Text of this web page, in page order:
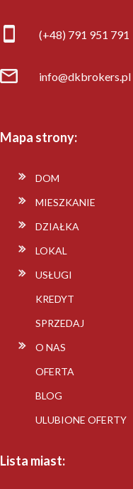
(+48) 791 951 791
info@dkbrokers.pl
Mapa strony:
DOM
MIESZKANIE
DZIAŁKA
LOKAL
USŁUGI
KREDYT
SPRZEDAJ
O NAS
OFERTA
BLOG
ULUBIONE OFERTY
Lista miast: